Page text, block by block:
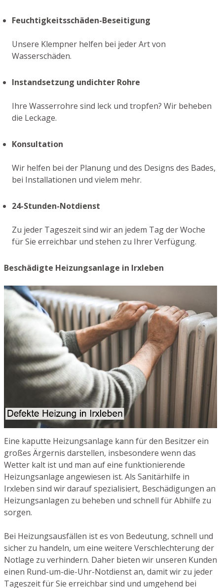
Feuchtigkeitsschäden-Beseitigung
Unsere Klempner helfen bei jeder Art von
Wasserschäden.
Instandsetzung undichter Rohre
Ihre Wasserrohre sind leck und tropfen? Wir beheben
die Leckage.
Konsultation
Wir helfen bei der Planung und des Designs des Bades,
bei Installationen und vielem mehr.
24-Stunden-Notdienst
Zu jeder Tageszeit sind wir an jedem Tag der Woche
für Sie erreichbar und stehen zu Ihrer Verfügung.
Beschädigte Heizungsanlage in Irxleben
Eine kaputte Heizungsanlage kann für den Besitzer ein
großes Ärgernis darstellen, insbesondere wenn das
Wetter kalt ist und man auf eine funktionierende
Heizungsanlage angewiesen ist. Als Sanitärhilfe in
Irxleben sind wir darauf spezialisiert, Beschädigungen an
Heizungsanlagen zu beheben und schnell für Abhilfe zu
sorgen.
Bei Heizungsausfällen ist es von Bedeutung, schnell und
sicher zu handeln, um eine weitere Verschlechterung der
Notlage zu verhindern. Daher bieten wir unseren Kunden
einen Rund-um-die-Uhr-Notdienst an, damit wir zu jeder
Tageszeit für Sie erreichbar sind und umgehend bei